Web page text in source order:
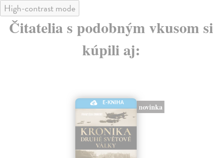
High-contrast mode
Čitatelia s podobným vkusom si
kúpili aj:
E-KNIHA novinka